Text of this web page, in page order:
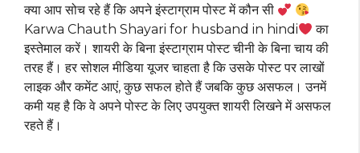
क्या आप सोच रहे हैं कि अपने इंस्टाग्राम पोस्ट में कौन सी
Karwa Chauth Shayari for husband in hindi
का
इस्तेमाल करें। शायरी के बिना इंस्टाग्राम पोस्ट चीनी के बिना चाय की
तरह हैं। हर सोशल मीडिया यूजर चाहता है कि उसके पोस्ट पर लाखों
लाइक और कमेंट आएं, कुछ सफल होते हैं जबकि कुछ असफल। उनमें
कमी यह है कि वे अपने पोस्ट के लिए उपयुक्त शायरी लिखने में असफल
रहते हैं।